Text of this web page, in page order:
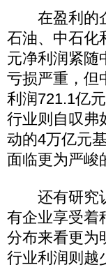
在盈利的企
石油、中石化
元净利润紧随
亏损严重，但
利润721.1亿
行业则自叹弗
动的4万亿元
面临更为严峻
还有研究认
有企业享受着
分布来看更为
行业利润则越